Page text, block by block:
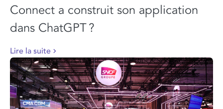
Connect a construit son application
dans ChatGPT ?
Lire la suite